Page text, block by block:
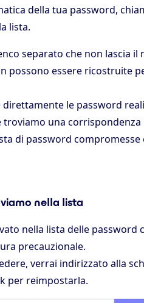
della tua password,
lista.
separato che non lascia il
possono essere ricostruite
le password
una corrispondenza
di password compromesse
nella lista
nella lista delle password
precauzionale.
verrai indirizzato alla
per reimpostarla.